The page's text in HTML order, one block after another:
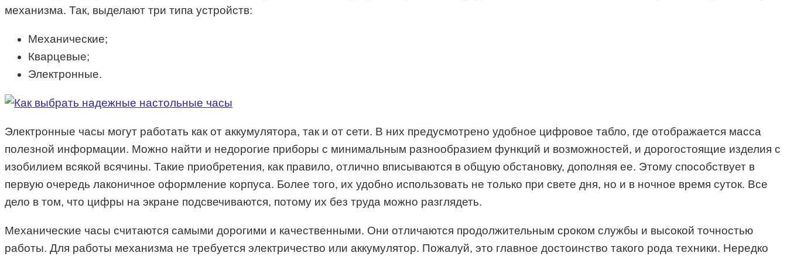
механизма. Так, выделают три типа устройств:
Механические;
Кварцевые;
Электронные.
Электронные часы могут работать как от аккумулятора, так и от сети. В них предусмотрено удобное цифровое табло, где отображается масса
полезной информации. Можно найти и недорогие приборы с минимальным разнообразием функций и возможностей, и дорогостоящие изделия с
изобилием всякой всячины. Такие приобретения, как правило, отлично вписываются в общую обстановку, дополняя ее. Этому способствует в
первую очередь лаконичное оформление корпуса. Более того, их удобно использовать не только при свете дня, но и в ночное время суток. Все
дело в том, что цифры на экране подсвечиваются, потому их без труда можно разглядеть.
Механические часы считаются самыми дорогими и качественными. Они отличаются продолжительным сроком службы и высокой точностью
работы. Для работы механизма не требуется электричество или аккумулятор. Пожалуй, это главное достоинство такого рода техники. Нередко